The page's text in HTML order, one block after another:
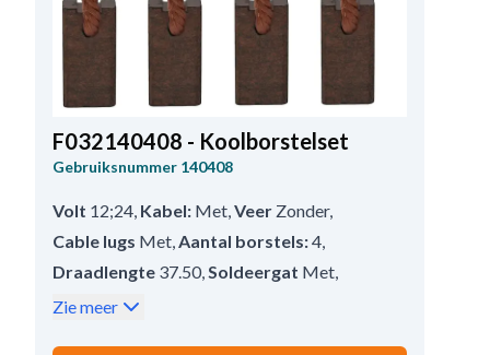
F032140408 - Koolborstelset
Gebruiksnummer 140408
Volt 12;24, Kabel: Met,Veer Zonder,
Cable lugs Met,Aantal borstels:4,
Draadlengte 37.50,Soldeergat Met,
Dikte8.92,
Zie meer